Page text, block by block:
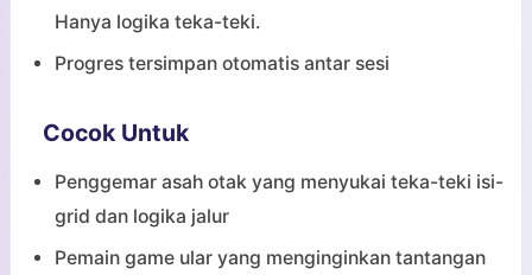
Hanya logika teka-teki.
Progres tersimpan otomatis antar sesi
Cocok Untuk
Penggemar asah otak yang menyukai teka-teki isi-
grid dan logika jalur
Pemain game ular yang menginginkan tantangan